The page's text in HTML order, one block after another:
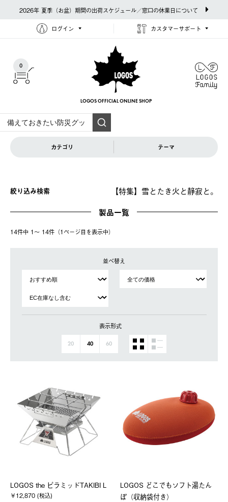
2026年 夏季（お盆）期間の出荷スケジュール／窓口の休業日について
ログイン カスタマーサポート
0
LOGOS OFFICIAL ONLINE SHOP
カテゴリ テーマ
絞り込み検索 【特集】雪とたき火と静寂と。
製品一覧
14件中 1〜 14件（1ページ⽬を表⽰中）
並べ替え
表示形式
20 40 60
LOGOS the ピラミッドTAKIBI L
￥12,870 (税込)
LOGOS どこでもソフト湯たん
ぽ（収納袋付き）